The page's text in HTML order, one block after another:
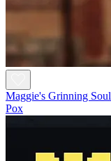
Maggie's Grinning Soul
Pox